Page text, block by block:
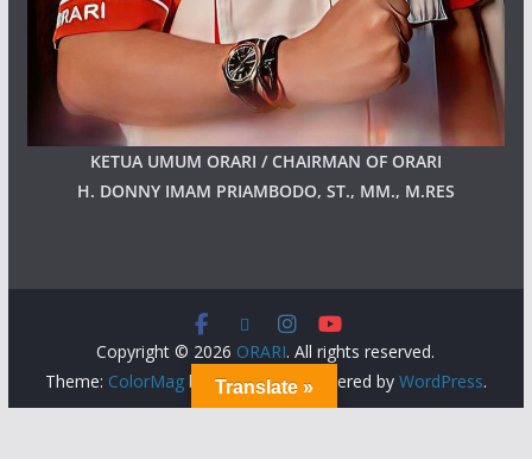
KETUA UMUM ORARI / CHAIRMAN OF ORARI
H. DONNY IMAM PRIAMBODO, ST., MM., M.RES
Copyright © 2026 ORARI. All rights reserved.
Theme: ColorMagby ThemeGrill. Powered by WordPress.
Translate »